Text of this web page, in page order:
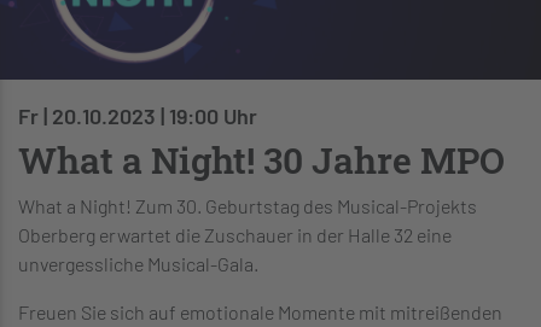
Fr | 20.10.2023 | 19:00 Uhr
What a Night! 30 Jahre MPO
What a Night! Zum 30. Geburtstag des Musical-Projekts
Oberberg erwartet die Zuschauer in der Halle 32 eine
unvergessliche Musical-Gala.
Freuen Sie sich auf emotionale Momente mit mitreißenden